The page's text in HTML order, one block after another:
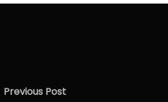
Previous
Previous Post